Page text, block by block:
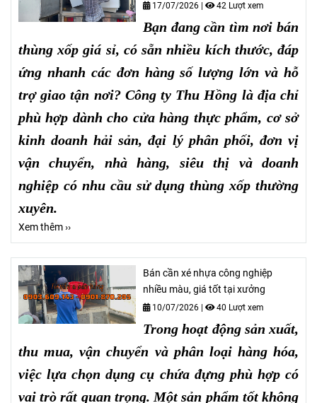
17/07/2026 | 42 Lượt xem
Bạn đang cần tìm nơi bán
thùng xốp giá sỉ, có sẵn nhiều kích thước, đáp
ứng nhanh các đơn hàng số lượng lớn và hỗ
trợ giao tận nơi? Công ty Thu Hồng là địa chỉ
phù hợp dành cho cửa hàng thực phẩm, cơ sở
kinh doanh hải sản, đại lý phân phối, đơn vị
vận chuyển, nhà hàng, siêu thị và doanh
nghiệp có nhu cầu sử dụng thùng xốp thường
xuyên.
Xem thêm ››
Bán cần xé nhựa công nghiệp
nhiều màu, giá tốt tại xưởng
10/07/2026 | 40 Lượt xem
Trong hoạt động sản xuất,
thu mua, vận chuyển và phân loại hàng hóa,
việc lựa chọn dụng cụ chứa đựng phù hợp có
vai trò rất quan trọng. Một sản phẩm tốt không